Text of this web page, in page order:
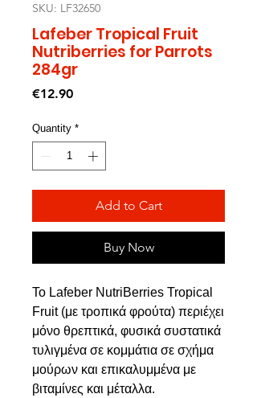
SKU: LF32650
Lafeber Tropical Fruit
Nutriberries for Parrots
284gr
€12.90Price
Quantity *
Add to Cart
Buy Now
Το Lafeber NutriBerries Tropical
Fruit (με τροπικά φρούτα) περιέχει
μόνο θρεπτικά, φυσικά συστατικά
τυλιγμένα σε κομμάτια σε σχήμα
μούρων και επικαλυμμένα με
βιταμίνες και μέταλλα.